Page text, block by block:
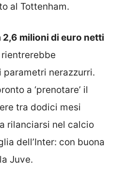
al Tottenham.
2,6 milioni di euro netti
parametri nerazzurri.
a ‘prenotare’ il
tra dodici mesi
rilanciarsi nel calcio
dell’Inter: con buona
Juve.